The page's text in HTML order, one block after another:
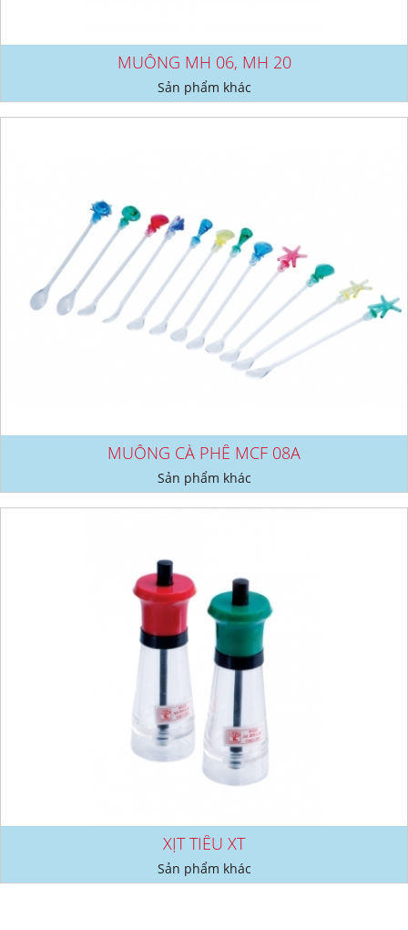
MUỖNG MH 06, MH 20
Sản phẩm khác
MUỖNG CÀ PHÊ MCF 08A
Sản phẩm khác
XỊT TIÊU XT
Sản phẩm khác